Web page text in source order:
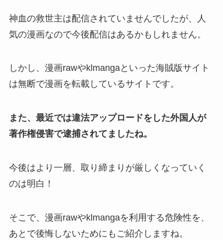
神血の救世主は配信されていませんでしたが、人
気の漫画なので今後配信はあるかもしれません。
しかし、漫画rawやklmangaといった海賊版サイト
は無断で漫画を転載しているサイトです。
また、最近では違法アップロードをした外国人が
著作権侵害で逮捕されてましたね。
今後はより一層、取り締まりが厳しくなっていく
のは明白！
そこで、漫画rawやklmangaを利用する危険性を、
あとで後悔しないためにもご紹介しますね。